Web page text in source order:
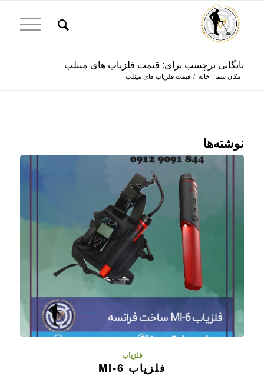
بایگانی برچسب برای: قیمت فلزیاب های مینلب
مکان شما: خانه / قیمت فلزیاب های مینلب
نوشته‌ها
فلزیاب
فلزیاب MI-6